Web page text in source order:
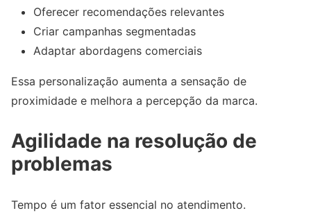
Oferecer recomendações relevantes
Criar campanhas segmentadas
Adaptar abordagens comerciais
Essa personalização aumenta a sensação de
proximidade e melhora a percepção da marca.
Agilidade na resolução de
problemas
Tempo é um fator essencial no atendimento.